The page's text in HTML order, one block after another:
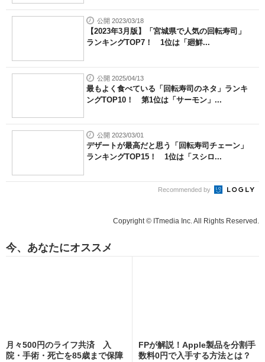
公開 2023/03/18
【2023年3月版】「宮城県で人気の回転寿司」
ランキングTOP7！ 1位は「廻鮮...
公開 2025/04/13
最もよく食べている「回転寿司のネタ」ランキ
ングTOP10！ 第1位は「サーモン」...
公開 2023/03/01
デザートが最高だと思う「回転寿司チェーン」
ランキングTOP15！ 1位は「スシロ...
Recommended by
Copyright © ITmedia Inc. All Rights Reserved.
今、あなたにオススメ
月々500円のライフ共済 入
院・手術・死亡を85歳まで保障
FPが解説！Apple製品を分割手
数料0円で入手する方法とは？